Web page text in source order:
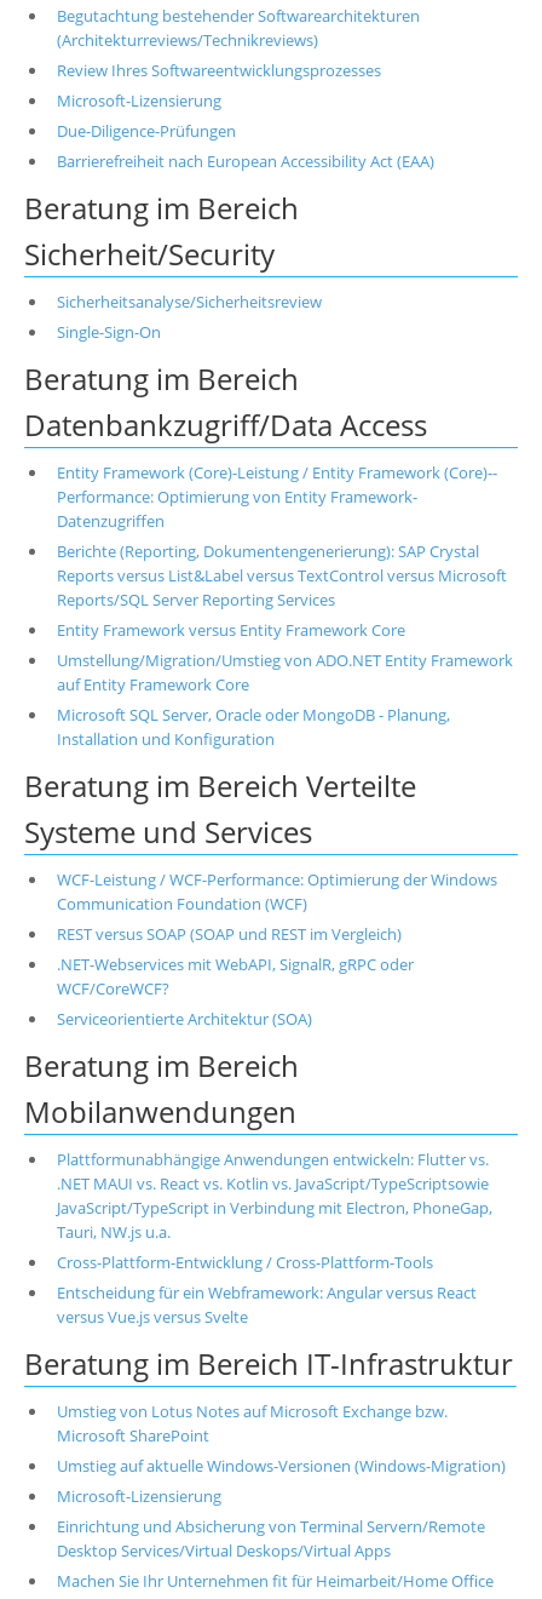
Begutachtung bestehender Softwarearchitekturen
(Architekturreviews/Technikreviews)
Review Ihres Softwareentwicklungsprozesses
Microsoft-Lizensierung
Due-Diligence-Prüfungen
Barrierefreiheit nach European Accessibility Act (EAA)
Beratung im Bereich
Sicherheit/Security
Sicherheitsanalyse/Sicherheitsreview
Single-Sign-On
Beratung im Bereich
Datenbankzugriff/Data Access
Entity Framework (Core)-Leistung / Entity Framework (Core)--
Performance: Optimierung von Entity Framework-
Datenzugriffen
Berichte (Reporting, Dokumentengenerierung): SAP Crystal
Reports versus List&Label versus TextControl versus Microsoft
Reports/SQL Server Reporting Services
Entity Framework versus Entity Framework Core
Umstellung/Migration/Umstieg von ADO.NET Entity Framework
auf Entity Framework Core
Microsoft SQL Server, Oracle oder MongoDB - Planung,
Installation und Konfiguration
Beratung im Bereich Verteilte
Systeme und Services
WCF-Leistung / WCF-Performance: Optimierung der Windows
Communication Foundation (WCF)
REST versus SOAP (SOAP und REST im Vergleich)
.NET-Webservices mit WebAPI, SignalR, gRPC oder
WCF/CoreWCF?
Serviceorientierte Architektur (SOA)
Beratung im Bereich
Mobilanwendungen
Plattformunabhängige Anwendungen entwickeln: Flutter vs.
.NET MAUI vs. React vs. Kotlin vs. JavaScript/TypeScriptsowie
JavaScript/TypeScript in Verbindung mit Electron, PhoneGap,
Tauri, NW.js u.a.
Cross-Plattform-Entwicklung / Cross-Plattform-Tools
Entscheidung für ein Webframework: Angular versus React
versus Vue.js versus Svelte
Beratung im Bereich IT-Infrastruktur
Umstieg von Lotus Notes auf Microsoft Exchange bzw.
Microsoft SharePoint
Umstieg auf aktuelle Windows-Versionen (Windows-Migration)
Microsoft-Lizensierung
Einrichtung und Absicherung von Terminal Servern/Remote
Desktop Services/Virtual Deskops/Virtual Apps
Machen Sie Ihr Unternehmen fit für Heimarbeit/Home Office